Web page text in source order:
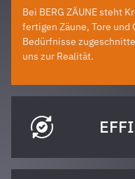
Bei BERG ZÄUNE steht
fertigen Zäune, Tore
Bedürfnisse
uns zur Realität.